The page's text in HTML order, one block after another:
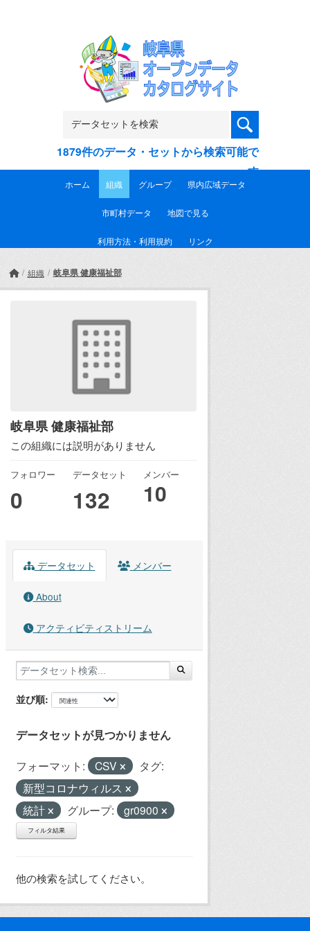
1879件のデータ・セットから検索可能で
す
ホーム 組織 グループ 県内広域データ
市町村データ 地図で見る
利用方法・利用規約 リンク
組織 岐阜県 健康福祉部
岐阜県 健康福祉部
この組織には説明がありません
フォロワー
0
データセット
132
メンバー
10
データセット メンバー
About
アクティビティストリーム
並び順
データセットが見つかりません
フォーマット: CSV
タグ:
新型コロナウィルス
統計
グループ: gr0900
フィルタ結果
他の検索を試してください。